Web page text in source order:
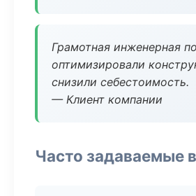
Грамотная инженерная
оптимизировали
снизили себестоимость.
— Клиент компании
Часто задаваемые